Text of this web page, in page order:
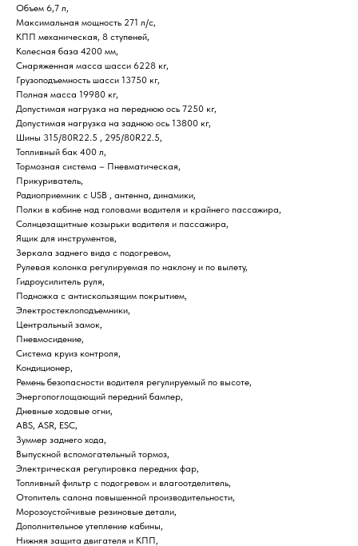
Объем 6,7 л,
Максимальная мощность 271 л/с,
КПП механическая, 8 ступеней,
Колесная база 4200 мм,
Снаряженная масса шасси 6228 кг,
Грузоподъемность шасси 13750 кг,
Полная масса 19980 кг,
Допустимая нагрузка на переднюю ось 7250 кг,
Допустимая нагрузка на заднюю ось 13800 кг,
Шины 315/80R22.5 , 295/80R22.5,
Топливный бак 400 л,
Тормозная система – Пневматическая,
Прикуриватель,
Радиоприемник c USB , антенна, динамики,
Полки в кабине над головами водителя и крайнего пассажира,
Солнцезащитные козырьки водителя и пассажира,
Ящик для инструментов,
Зеркала заднего вида с подогревом,
Рулевая колонка регулируемая по наклону и по вылету,
Гидроусилитель руля,
Подножка с антискользящим покрытием,
Электростеклоподъемники,
Центральный замок,
Пневмосидение,
Система круиз контроля,
Кондиционер,
Ремень безопасности водителя регулируемый по высоте,
Энергопоглощающий передний бампер,
Дневные ходовые огни,
ABS, ASR, ESC,
Зуммер заднего хода,
Выпускной вспомогательный тормоз,
Электрическая регулировка передних фар,
Топливный фильтр с подогревом и влагоотделитель,
Отопитель салона повышенной производительности,
Морозоустойчивые резиновые детали,
Дополнительное утепление кабины,
Нижняя защита двигателя и КПП,